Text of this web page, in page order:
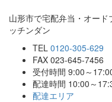
山形市で宅配弁当・オー
ッチンダン
TEL 0120-305-629
FAX 023-645-7456
受付時間 9:00～
配達時間 10:00～
配達エリア